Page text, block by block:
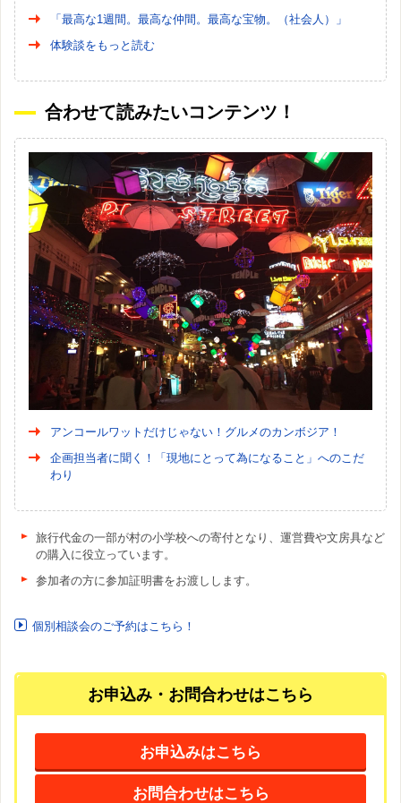
「最高な1週間。最高な仲間。最高な宝物。（社会人）」
体験談をもっと読む
合わせて読みたいコンテンツ！
アンコールワットだけじゃない！グルメのカンボジア！
企画担当者に聞く！「現地にとって為になること」へのこだ
わり
旅行代金の一部が村の小学校への寄付となり、運営費や文房具など
の購入に役立っています。
参加者の方に参加証明書をお渡しします。
個別相談会のご予約はこちら！
お申込み・お問合わせはこちら
お申込みはこちら
お問合わせはこちら